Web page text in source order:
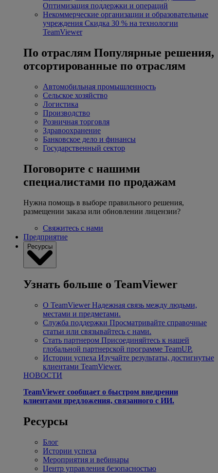
Оптимизация поддержки и операций
Некоммерческие организации и образовательные
учреждения Скидка 30 % на технологии
TeamViewer
По отраслям Популярные решения,
отсортированные по отраслям
Автомобильная промышленность
Сельское хозяйство
Логистика
Производство
Розничная торговля
Здравоохранение
Банковское дело и финансы
Государственный сектор
Поговорите с нашими
специалистами по продажам
Нужна помощь в выборе правильного решения,
размещении заказа или обновлении лицензии?
Свяжитесь с нами
Предприятие
Ресурсы
Узнать больше о TeamViewer
О TeamViewer Надежная связь между людьми,
местами и предметами.
Служба поддержки Просматривайте справочные
статьи или связывайтесь с нами.
Стать партнером Присоединяйтесь к нашей
глобальной партнерской программе TeamUP.
Истории успеха Изучайте результаты, достигнутые
клиентами TeamViewer.
НОВОСТИ
TeamViewer сообщает о быстром внедрении
клиентами предложения, связанного с ИИ.
Ресурсы
Блог
Истории успеха
Мероприятия и вебинары
Центр управления безопасностью